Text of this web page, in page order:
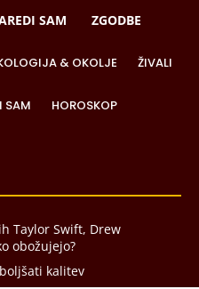
SAM ZGODBE
& OKOLJE ŽIVALI
SAM HOROSKOP
Taylor Swift, Drew
obožujejo?
kalitev